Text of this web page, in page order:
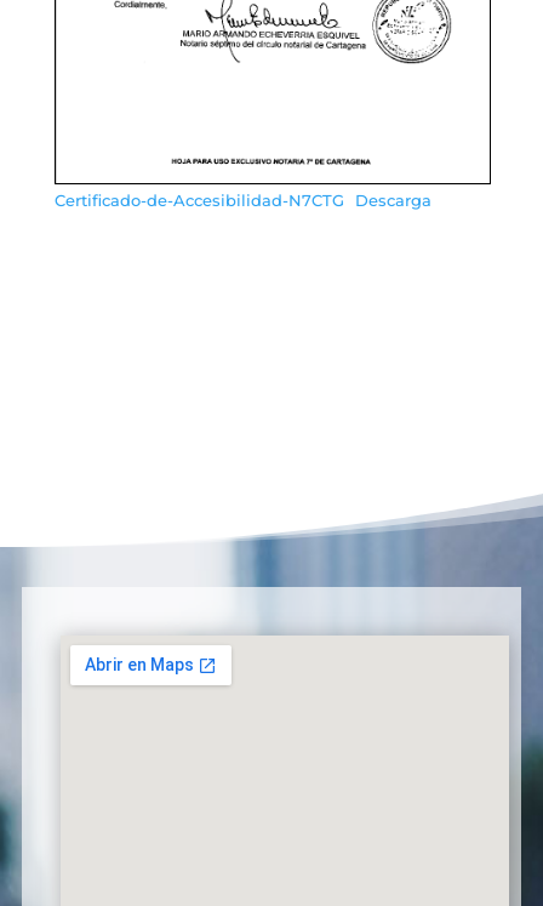
Certificado-de-Accesibilidad-N7CTG Descarga